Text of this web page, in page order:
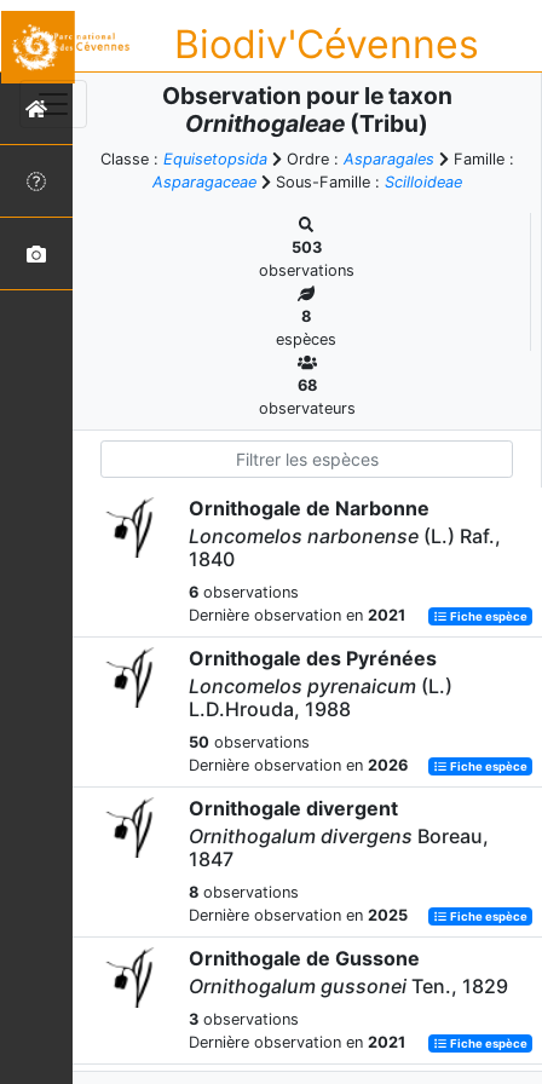
Biodiv'Cévennes
Observation pour le taxon
Ornithogaleae (Tribu)
Classe : Equisetopsida Ordre : Asparagales
Famille :
Asparagaceae
Sous-Famille : Scilloideae
503
observations
8
espèces
68
observateurs
Ornithogale de Narbonne
Loncomelos narbonense (L.) Raf.,
1840
6 observations
Dernière observation en 2021 Fiche espèce
Ornithogale des Pyrénées
Loncomelos pyrenaicum (L.)
L.D.Hrouda, 1988
50 observations
Dernière observation en 2026 Fiche espèce
Ornithogale divergent
Ornithogalum divergens Boreau,
1847
8 observations
Dernière observation en 2025 Fiche espèce
Ornithogale de Gussone
Ornithogalum gussonei Ten., 1829
3 observations
Dernière observation en 2021 Fiche espèce